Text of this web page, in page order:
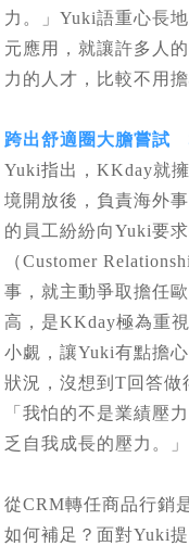
力。」Yuki語重心長
元應用，就讓許多人
力的人才，比較不用
跨出舒適圈大膽嘗試
Yuki指出，KKday就
境開放後，負責海外
的員工紛紛向Yuki要
（Customer
事，就主動爭取擔任
高，是KKday極為重
小覷，讓Yuki有點擔
狀況，沒想到T回答做
「我怕的不是業績壓
乏自我成長的壓力。」
從CRM轉任商品行銷
如何補足？面對Yuki